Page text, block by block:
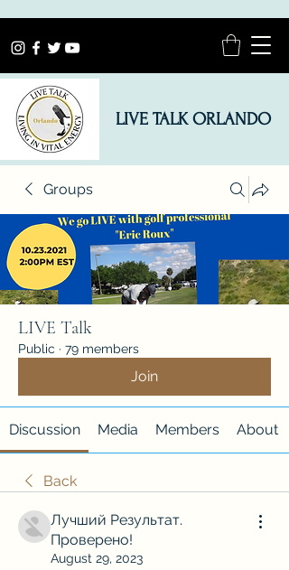
LIVE TALK ORLANDO
Groups
LIVE Talk
Public · 79 members
Join
Discussion Media Members About
Back
Лучший Результат.
Проверено!
August 29, 2023